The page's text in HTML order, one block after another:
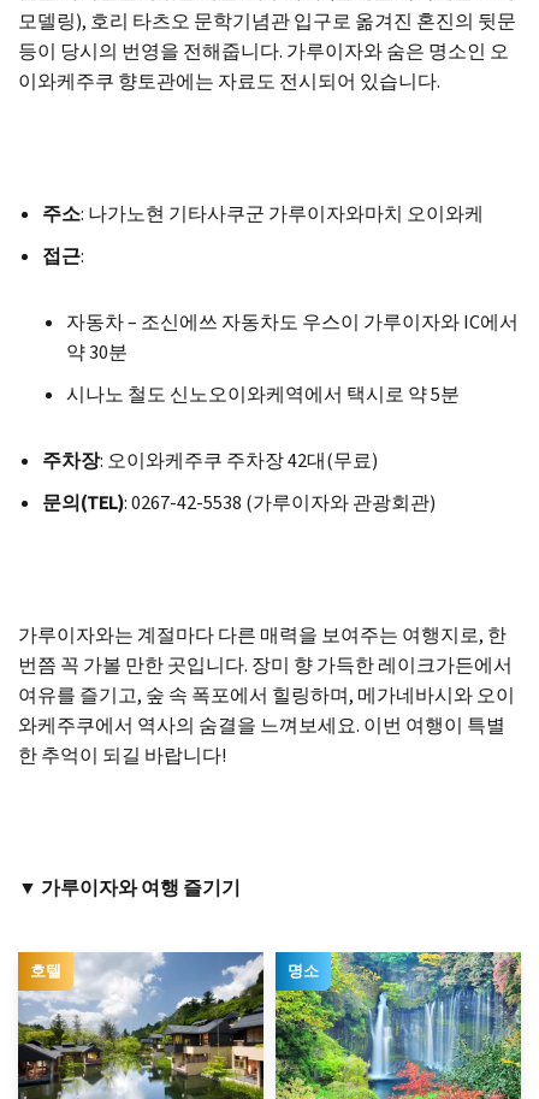
모델링), 호리 타츠오 문학기념관 입구로 옮겨진 혼진의 뒷문
등이 당시의 번영을 전해줍니다. 가루이자와 숨은 명소인 오
이와케주쿠 향토관에는 자료도 전시되어 있습니다.
주소: 나가노현 기타사쿠군 가루이자와마치 오이와케
접근:
자동차 – 조신에쓰 자동차도 우스이 가루이자와 IC에서
약 30분
시나노 철도 신노오이와케역에서 택시로 약 5분
주차장: 오이와케주쿠 주차장 42대(무료)
문의(TEL): 0267-42-5538 (가루이자와 관광회관)
가루이자와는 계절마다 다른 매력을 보여주는 여행지로, 한
번쯤 꼭 가볼 만한 곳입니다. 장미 향 가득한 레이크가든에서
여유를 즐기고, 숲 속 폭포에서 힐링하며, 메가네바시와 오이
와케주쿠에서 역사의 숨결을 느껴보세요. 이번 여행이 특별
한 추억이 되길 바랍니다!
▼ 가루이자와 여행 즐기기
호텔 명소